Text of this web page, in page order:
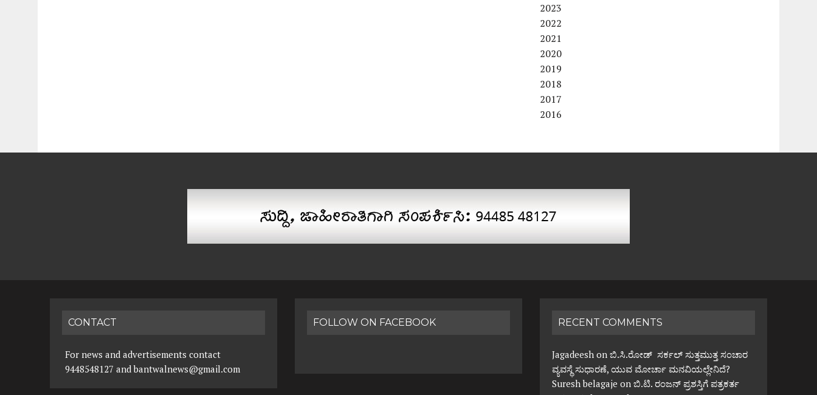
2023
2022
2021
2020
2019
2018
2017
2016
CONTACT
For news and advertisements contact
9448548127 and bantwalnews@gmail.com
FOLLOW ON FACEBOOK RECENT COMMENTS
Jagadeesh onಬಿ.ಸಿ.ರೋಡ್ ಸರ್ಕಲ್ ಸುತ್ತಮುತ್ತ ಸಂಚಾರ
ವ್ಯವಸ್ಥೆ ಸುಧಾರಣೆ, ಯುವ ಮೋರ್ಚಾ ಮನವಿಯಲ್ಲೇನಿದೆ?
Suresh belagaje onಬಿ.ಟಿ. ರಂಜನ್ ಪ್ರಶಸ್ತಿಗೆ ಪತ್ರಕರ್ತ